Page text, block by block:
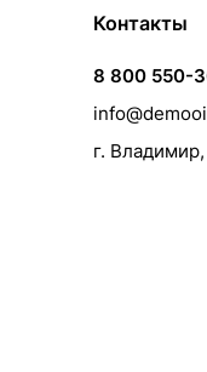
Контакты
8 800 550-
г.